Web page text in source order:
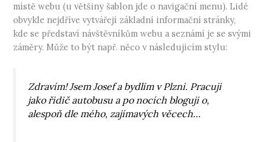
místě webu (u většiny šablon jde o navigační menu). Lidé
obvykle nejdříve vytvářejí základní informační stránky,
kde se představí návštěvníkům webu a seznámí je se svými
záměry. Může to být např. něco v následujícím stylu:
Zdravím! Jsem Josef a bydlím v Plzni. Pracuji
jako řidič autobusu a po nocích bloguji o,
alespoň dle mého, zajímavých věcech…